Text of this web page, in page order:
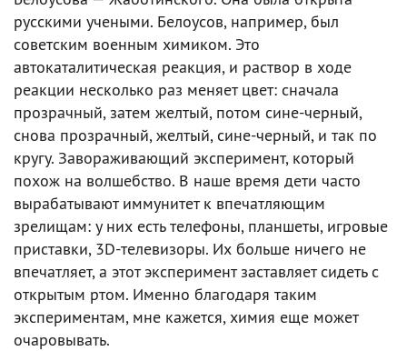
русскими учеными. Белоусов, например, был
советским военным химиком. Это
автокаталитическая реакция, и раствор в ходе
реакции несколько раз меняет цвет: сначала
прозрачный, затем желтый, потом сине-черный,
снова прозрачный, желтый, сине-черный, и так по
кругу. Завораживающий эксперимент, который
похож на волшебство. В наше время дети часто
вырабатывают иммунитет к впечатляющим
зрелищам: у них есть телефоны, планшеты, игровые
приставки, 3D-телевизоры. Их больше ничего не
впечатляет, а этот эксперимент заставляет сидеть с
открытым ртом. Именно благодаря таким
экспериментам, мне кажется, химия еще может
очаровывать.